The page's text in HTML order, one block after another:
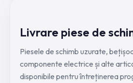
Livrare piese de
Piesele de schimb uzurate,
componente electrice și alte
disponibile pentru întreținerea